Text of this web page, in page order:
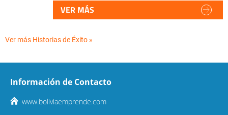
VER MÁS
Ver más Historias de Éxito »
Información de Contacto
www.boliviaemprende.com